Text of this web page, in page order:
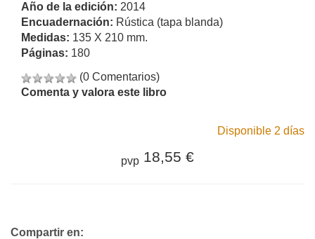
Año de la edición: 2014
Encuadernación: Rústica (tapa blanda)
Medidas: 135 X 210 mm.
Páginas: 180
(0 Comentarios)
Comenta y valora este libro
Disponible 2 días
pvp 18,55 €
Compartir en: